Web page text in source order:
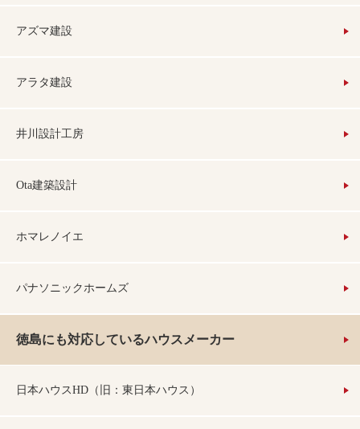
アズマ建設
アラタ建設
井川設計工房
Ota建築設計
ホマレノイエ
パナソニックホームズ
徳島にも対応しているハウスメーカー
日本ハウスHD（旧：東日本ハウス）